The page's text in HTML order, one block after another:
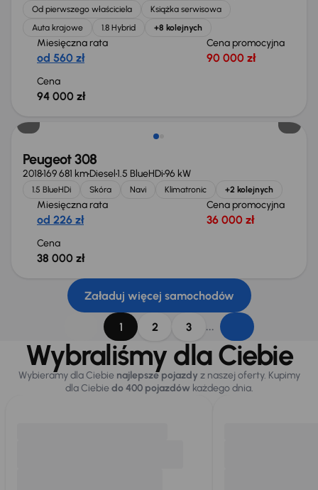
Od pierwszego właściciela
Książka serwisowa
Auta krajowe
1.8 Hybrid +8 kolejnych
Miesięczna rata
od 560 zł
Cena promocyjna
90 000 zł
Cena
94 000 zł
Peugeot 308
2018169 681 kmDiesel1.5 BlueHDi96 kW
1.5 BlueHDi Skóra Navi Klimatronic +2 kolejnych
Miesięczna rata
od 226 zł
Cena promocyjna
36 000 zł
Cena
38 000 zł
Załaduj więcej samochodów
1 2 3 ...
Wybraliśmy dla Ciebie
Wybieramy dla Ciebie najlepsze pojazdy z naszej oferty. Kupimy
dla Ciebiedo 400 pojazdówkażdego dnia.